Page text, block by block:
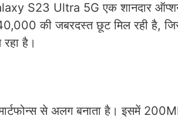
S23 Ultra 5G एक शानदार
की जबरदस्त छूट मिल रही है,
है।
से अलग बनाता है। इसमें